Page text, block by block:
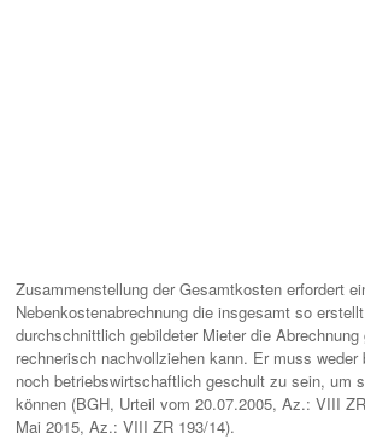
Zusammenstellung der Gesamtkosten erfordert
Nebenkostenabrechnung die insgesamt so
durchschnittlich gebildeter Mieter die Abrechnung
rechnerisch nachvollziehen kann. Er muss
noch betriebswirtschaftlich geschult zu sein, um
können (BGH, Urteil vom 20.07.2005, Az.: VIII
Mai 2015, Az.: VIII ZR 193/14).